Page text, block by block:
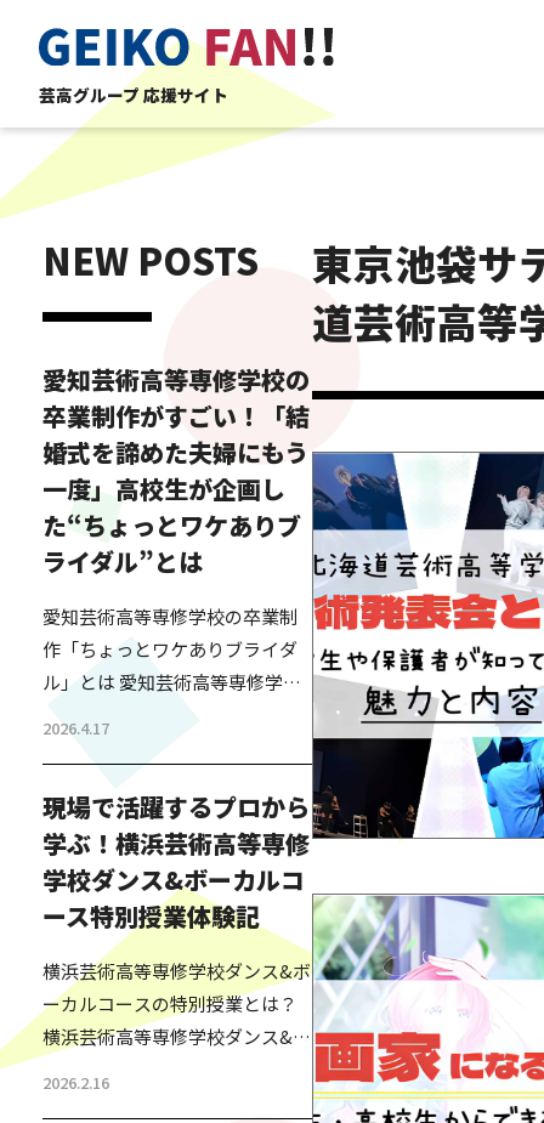
芸高グループ 応援サイト
東京池袋サ
道芸術高等
NEW POSTS
愛知芸術高等専修学校の
卒業制作がすごい！「結
婚式を諦めた夫婦にもう
一度」高校生が企画し
た“ちょっとワケありブ
ライダル”とは
愛知芸術高等専修学校の卒業制
作「ちょっとワケありブライダ
ル」とは 愛知芸術高等専修学校
は、事情があって結婚式を挙げ
られなかった夫婦に向けて、高
校生が本物の結婚式をプロデュ
ースする実践型プロジェクトで
す。参加するのは、ファッショ
ンや美容を学ぶ3年生たち。ヘア
メイクや衣装の一部、演出、進
行に至るまで、結婚式のすべて
を生徒…
2026.4.17
現場で活躍するプロから
学ぶ！横浜芸術高等専修
学校ダンス&ボーカルコ
ース特別授業体験記
横浜芸術高等専修学校ダンス&ボ
ーカルコースの特別授業とは？
横浜芸術高等専修学校ダンス&ボ
2026.2.16